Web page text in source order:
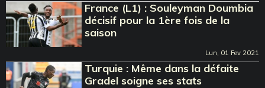
France (L1) : Souleyman Doumbia
décisif pour la 1ère fois de la
saison
Lun, 01 Fev 2021
Turquie : Même dans la défaite
Gradel soigne ses stats